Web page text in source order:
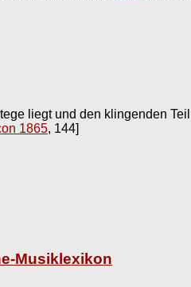
liegt und den klingenden
1865, 144]
Musiklexikon